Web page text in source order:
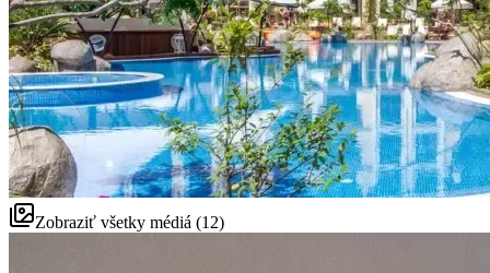
Zobraziť všetky médiá (12)